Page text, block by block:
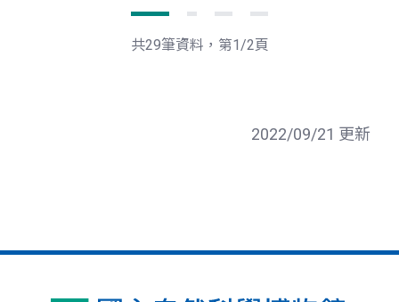
一
頁
後
一
共29筆資料，第1/2頁
2022/09/21 更新